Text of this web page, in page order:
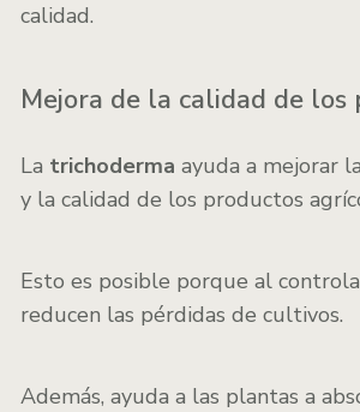
calidad.
Mejora de la calidad de
La trichoderma ayuda a mejorar
y la calidad de los productos
Esto es posible porque al
reducen las pérdidas de cultivos.
Además, ayuda a las plantas a